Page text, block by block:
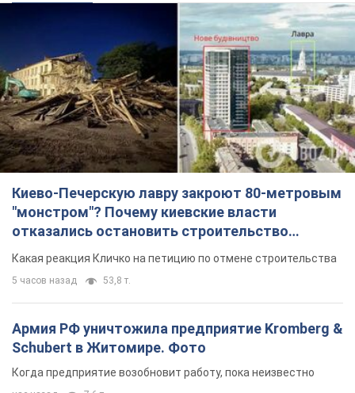
Киево-Печерскую лавру закроют 80-метровым
"монстром"? Почему киевские власти
отказались остановить строительство
небоскреба "московского верующего"
Какая реакция Кличко на петицию по отмене строительства
5 часов назад 53,8 т.
Армия РФ уничтожила предприятие Kromberg &
Schubert в Житомире. Фото
Когда предприятие возобновит работу, пока неизвестно